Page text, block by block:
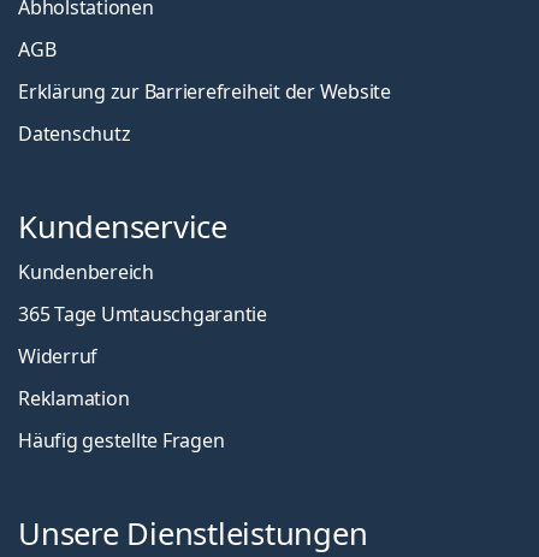
Abholstationen
AGB
Erklärung zur Barrierefreiheit der Website
Datenschutz
Kundenservice
Kundenbereich
365 Tage Umtauschgarantie
Widerruf
Reklamation
Häufig gestellte Fragen
Unsere Dienstleistungen